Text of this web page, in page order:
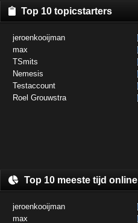
Top 10 topicstarters
jeroenkooijman
max
TSmits
Nemesis
Testaccount
Roel Grouwstra
Top 10 meeste tijd online
jeroenkooijman
max